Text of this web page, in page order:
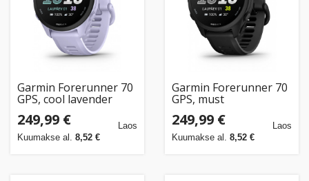
Garmin Forerunner 70
GPS, cool lavender
249,99 €
Kuumakse al. 8,52 €
Laos
Garmin Forerunner 70
GPS, must
249,99 €
Kuumakse al. 8,52 €
Laos